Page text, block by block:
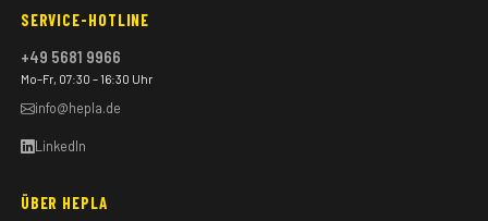
SERVICE-HOTLINE
+49 5681 9966
Mo–Fr, 07:30 – 16:30 Uhr
info@hepla.de
LinkedIn
ÜBER HEPLA